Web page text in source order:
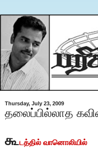
Thursday, July 23, 2009
தலைப்பில்லாத
கூடத்தில் வானொலியில்